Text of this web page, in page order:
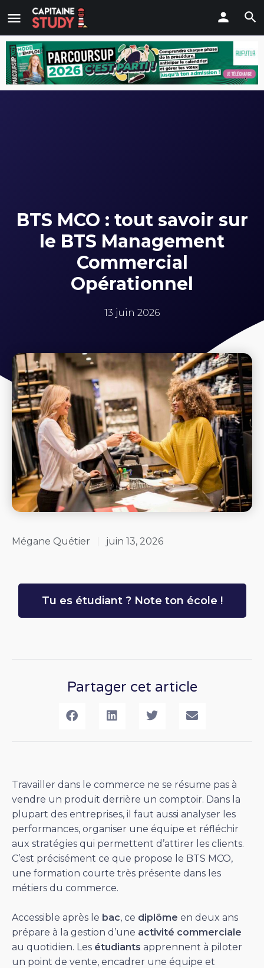
BTS MCO : tout savoir sur
le BTS Management
Commercial
Opérationnel
13 juin 2026
Mégane Quétier juin 13, 2026
Tu es étudiant ? Note ton école !
Partager cet article
Travailler dans le commerce ne se résume pas à
vendre un produit derrière un comptoir. Dans la
plupart des entreprises, il faut aussi analyser les
performances, organiser une équipe et réfléchir
aux stratégies qui permettent d’attirer les clients.
C’est précisément ce que propose le BTS MCO,
une formation courte très présente dans les
métiers du commerce.
Accessible après le bac, ce diplôme en deux ans
prépare à la gestion d’une activité commerciale
au quotidien. Les étudiants apprennent à piloter
un point de vente, encadrer une équipe et